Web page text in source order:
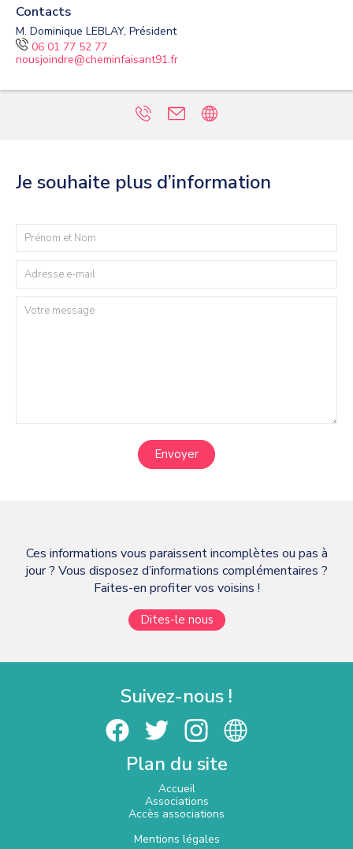
Contacts
M. Dominique LEBLAY, Président
06 01 77 52 77
nousjoindre@cheminfaisant91.fr
Je souhaite plus d’information
Envoyer
Ces informations vous paraissent incomplètes ou pas à
jour ? Vous disposez d’informations complémentaires ?
Faites-en profiter vos voisins !
Dites-le nous
Suivez-nous !
Plan du site
Accueil
Associations
Accès associations
Mentions légales